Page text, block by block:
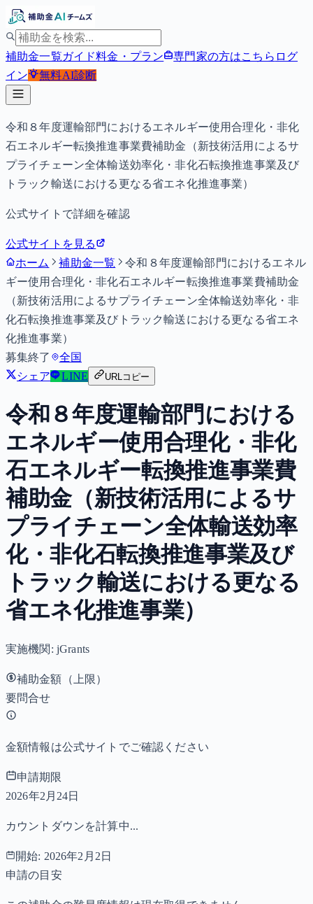
補助金一覧ガイド料金・プラン 専門家の方はこちら ログ
イン
無料AI診断
令和８年度運輸部門におけるエネルギー使用合理化・非化
石エネルギー転換推進事業費補助金（新技術活用によるサ
プライチェーン全体輸送効率化・非化石転換推進事業及び
トラック輸送における更なる省エネ化推進事業）
公式サイトで詳細を確認
公式サイトを見る
ホーム
補助金一覧
令和８年度運輸部門におけるエネル
ギー使用合理化・非化石エネルギー転換推進事業費補助金
（新技術活用によるサプライチェーン全体輸送効率化・非
化石転換推進事業及びトラック輸送における更なる省エネ
化推進事業）
募集終了
全国
シェア
LINE URLコピー
令和８年度運輸部門における
エネルギー使用合理化・非化
石エネルギー転換推進事業費
補助金（新技術活用によるサ
プライチェーン全体輸送効率
化・非化石転換推進事業及び
トラック輸送における更なる
省エネ化推進事業）
実施機関: jGrants
補助金額（上限）
要問合せ
金額情報は公式サイトでご確認ください
申請期限
2026年2月24日
カウントダウンを計算中...
開始: 2026年2月2日
申請の目安